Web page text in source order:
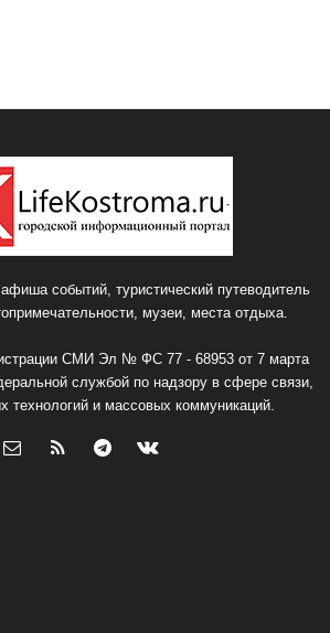
событий, туристический путеводитель
музеи, места отдыха.
СМИ Эл № ФС 77 - 68953 от 7 марта
службой по надзору в сфере связи,
технологий и массовых коммуникаций.